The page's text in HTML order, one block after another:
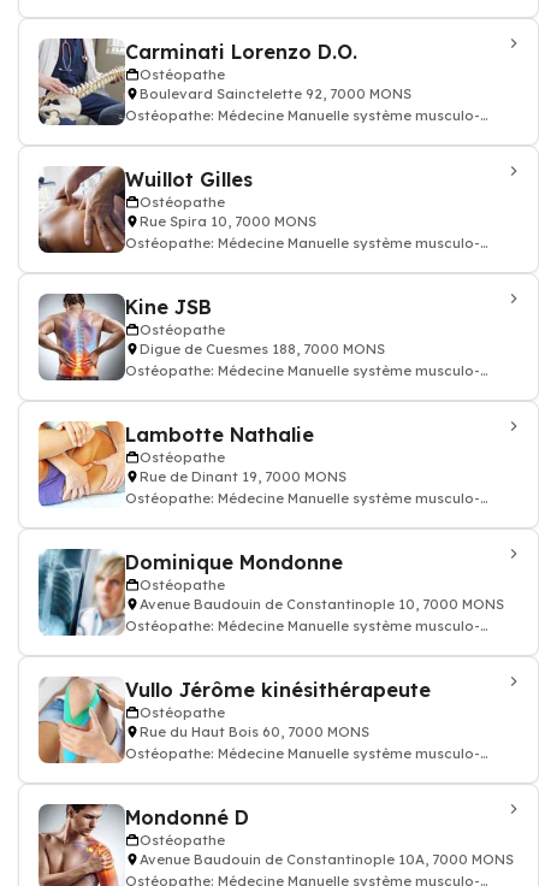
Carminati Lorenzo D.O.
Ostéopathe
Boulevard Sainctelette 92, 7000 MONS
Ostéopathe: Médecine Manuelle système musculo-
Wuillot Gilles
Ostéopathe
Rue Spira 10, 7000 MONS
Ostéopathe: Médecine Manuelle système musculo-
Kine JSB
Ostéopathe
Digue de Cuesmes 188, 7000 MONS
Ostéopathe: Médecine Manuelle système musculo-
Lambotte Nathalie
Ostéopathe
Rue de Dinant 19, 7000 MONS
Ostéopathe: Médecine Manuelle système musculo-
Dominique Mondonne
Ostéopathe
Avenue Baudouin de Constantinople 10, 7000 MONS
Ostéopathe: Médecine Manuelle système musculo-
Vullo Jérôme kinésithérapeute
Ostéopathe
Rue du Haut Bois 60, 7000 MONS
Ostéopathe: Médecine Manuelle système musculo-
Mondonné D
Ostéopathe
Avenue Baudouin de Constantinople 10A, 7000 MONS
Ostéopathe: Médecine Manuelle système musculo-